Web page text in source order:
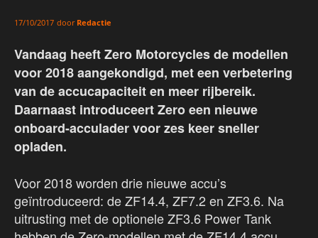
17/10/2017 door Redactie
Vandaag heeft Zero Motorcycles de modellen
voor 2018 aangekondigd, met een verbetering
van de accucapaciteit en meer rijbereik.
Daarnaast introduceert Zero een nieuwe
onboard-acculader voor zes keer sneller
opladen.
Voor 2018 worden drie nieuwe accu’s
geïntroduceerd: de ZF14.4, ZF7.2 en ZF3.6. Na
uitrusting met de optionele ZF3.6 Power Tank